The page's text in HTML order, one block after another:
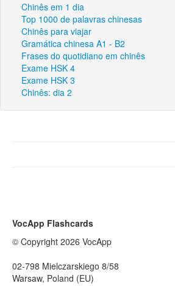
Chinês em 1 dia
Top 1000 de palavras chinesas
Chinês para viajar
Gramática chinesa A1 - B2
Frases do quotidiano em chinês
Exame HSK 4
Exame HSK 3
Chinês: dia 2
VocApp Flashcards
© Copyright 2026 VocApp
02-798 Mielczarskiego 8/58
Warsaw, Poland (EU)